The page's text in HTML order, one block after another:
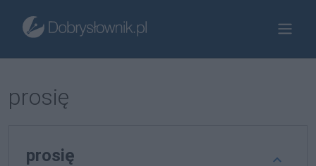
prosię
prosię